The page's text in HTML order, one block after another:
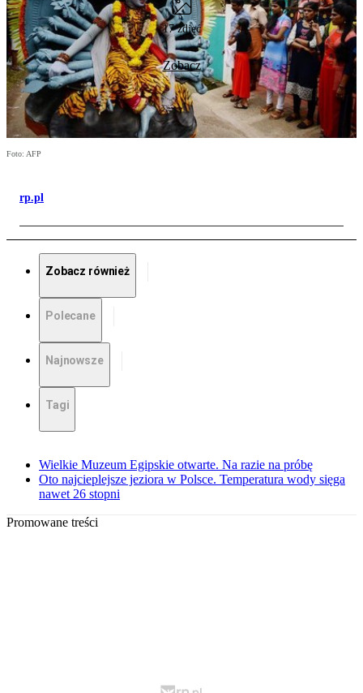
17 zdjęć
Zobacz
Foto: AFP
rp.pl
Zobacz również
Polecane
Najnowsze
Tagi
Wielkie Muzeum Egipskie otwarte. Na razie na próbę
Oto najcieplejsze jeziora w Polsce. Temperatura wody sięga
nawet 26 stopni
Promowane treści